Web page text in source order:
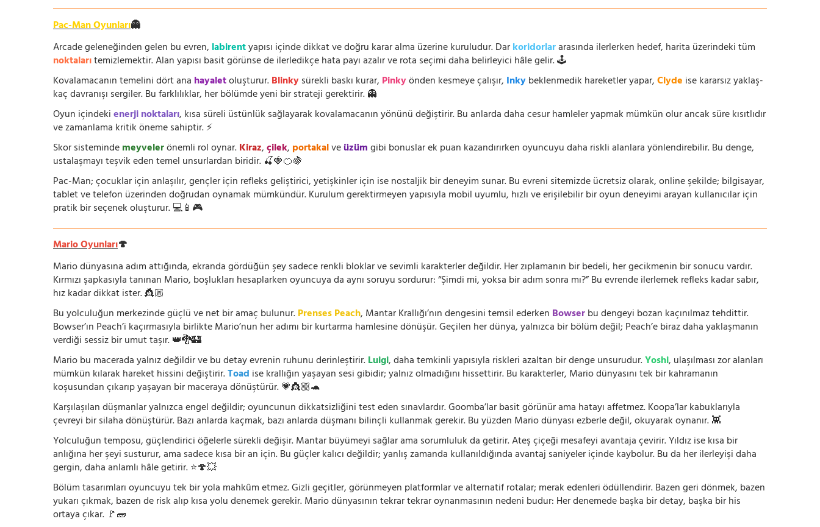
Pac-Man Oyunları👻
Arcade geleneğinden gelen bu evren, labirentyapısı içinde dikkat ve doğru karar alma üzerine kuruludur. Darkoridorlararasında ilerlerken hedef, harita üzerindeki tüm
noktalarıtemizlemektir. Alan yapısı basit görünse de ilerledikçe hata payı azalır ve rota seçimi daha belirleyici hâle gelir. 🕹️
Kovalamacanın temelini dört ana hayaletoluşturur.Blinkysürekli baskı kurar, Pinkyönden kesmeye çalışır, Inkybeklenmedik hareketler yapar,Clyde ise kararsız yaklaş-
kaç davranışı sergiler. Bu farklılıklar, her bölümde yeni bir strateji gerektirir. 👻
Oyun içindekienerji noktaları, kısa süreli üstünlük sağlayarak kovalamacanın yönünü değiştirir. Bu anlarda daha cesur hamleler yapmak mümkün olur ancak süre kısıtlıdır
ve zamanlama kritik öneme sahiptir. ⚡
Skor sistemindemeyvelerönemli rol oynar.Kiraz,çilek, portakalveüzümgibi bonuslar ek puan kazandırırken oyuncuyu daha riskli alanlara yönlendirebilir. Bu denge,
ustalaşmayı teşvik eden temel unsurlardan biridir. 🍒🍓🍊🍇
Pac-Man; çocuklar için anlaşılır, gençler için refleks geliştirici, yetişkinler için ise nostaljik bir deneyim sunar. Bu evreni sitemizde ücretsiz olarak, online şekilde; bilgisayar,
tablet ve telefon üzerinden doğrudan oynamak mümkündür. Kurulum gerektirmeyen yapısıyla mobil uyumlu, hızlı ve erişilebilir bir oyun deneyimi arayan kullanıcılar için
pratik bir seçenek oluşturur. 💻📱🎮
Mario Oyunları🍄
Mario dünyasına adım attığında, ekranda gördüğün şey sadece renkli bloklar ve sevimli karakterler değildir. Her zıplamanın bir bedeli, her gecikmenin bir sonucu vardır.
Kırmızı şapkasıyla tanınan Mario, boşlukları hesaplarken oyuncuya da aynı soruyu sordurur: “Şimdi mi, yoksa bir adım sonra mı?” Bu evrende ilerlemek refleks kadar sabır,
hız kadar dikkat ister. 👸🏼
Bu yolculuğun merkezinde güçlü ve net bir amaç bulunur.Prenses Peach, Mantar Krallığı’nın dengesini temsil ederken Bowserbu dengeyi bozan kaçınılmaz tehdittir.
Bowser’ın Peach’i kaçırmasıyla birlikte Mario’nun her adımı bir kurtarma hamlesine dönüşür. Geçilen her dünya, yalnızca bir bölüm değil; Peach’e biraz daha yaklaşmanın
verdiği sessiz bir umut taşır. 👑🐉🏰
Mario bu macerada yalnız değildir ve bu detay evrenin ruhunu derinleştirir.Luigi, daha temkinli yapısıyla riskleri azaltan bir denge unsurudur.Yoshi, ulaşılması zor alanları
mümkün kılarak hareket hissini değiştirir.Toad ise krallığın yaşayan sesi gibidir; yalnız olmadığını hissettirir. Bu karakterler, Mario dünyasını tek bir kahramanın
koşusundan çıkarıp yaşayan bir maceraya dönüştürür. 💗👸🏼🐢
Karşılaşılan düşmanlar yalnızca engel değildir; oyuncunun dikkatsizliğini test eden sınavlardır. Goomba’lar basit görünür ama hatayı affetmez. Koopa’lar kabuklarıyla
çevreyi bir silaha dönüştürür. Bazı anlarda kaçmak, bazı anlarda düşmanı bilinçli kullanmak gerekir. Bu yüzden Mario dünyası ezberle değil, okuyarak oynanır. 👾
Yolculuğun temposu, güçlendirici öğelerle sürekli değişir. Mantar büyümeyi sağlar ama sorumluluk da getirir. Ateş çiçeği mesafeyi avantaja çevirir. Yıldız ise kısa bir
anlığına her şeyi susturur, ama sadece kısa bir an için. Bu güçler kalıcı değildir; yanlış zamanda kullanıldığında avantaj saniyeler içinde kaybolur. Bu da her ilerleyişi daha
gergin, daha anlamlı hâle getirir. ⭐🍄💥
Bölüm tasarımları oyuncuyu tek bir yola mahkûm etmez. Gizli geçitler, görünmeyen platformlar ve alternatif rotalar; merak edenleri ödüllendirir. Bazen geri dönmek, bazen
yukarı çıkmak, bazen de risk alıp kısa yolu denemek gerekir. Mario dünyasının tekrar tekrar oynanmasının nedeni budur: Her denemede başka bir detay, başka bir his
ortaya çıkar. 🚩🧱